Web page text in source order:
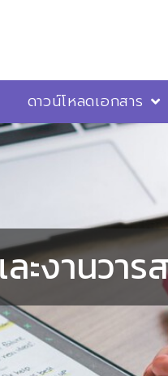
ดาวน์โหลดเอกสาร
งานวาร